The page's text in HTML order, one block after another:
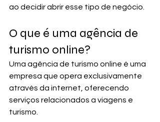
ao decidir abrir esse tipo de negócio.
O que é uma agência de
turismo online?
Uma agência de turismo online é uma
empresa que opera exclusivamente
através da internet, oferecendo
serviços relacionados a viagens e
turismo.